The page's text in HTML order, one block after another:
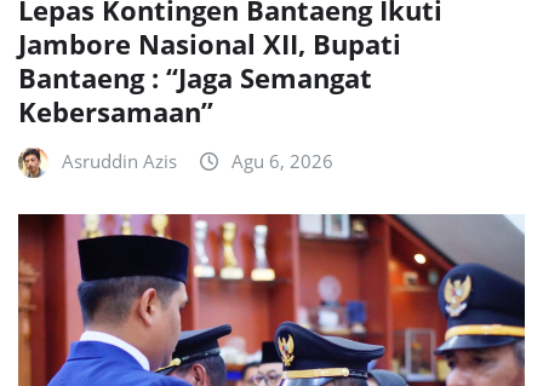
Lepas Kontingen Bantaeng Ikuti
Jambore Nasional XII, Bupati
Bantaeng : “Jaga Semangat
Kebersamaan”
Asruddin Azis Agu 6, 2026